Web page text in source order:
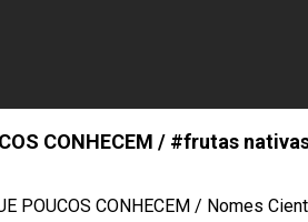
CONHECEM / #frutas
POUCOS CONHECEM / Nomes